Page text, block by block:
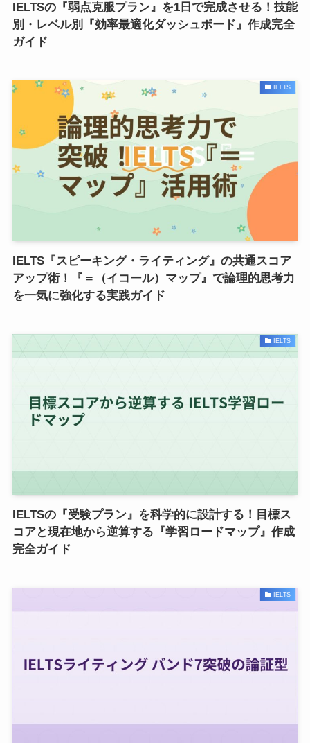
IELTSの『弱点克服プラン』を1日で完成させる！技能
別・レベル別『効率最適化ダッシュボード』作成完全
ガイド
IELTS
IELTS『スピーキング・ライティング』の共通スコア
アップ術！『＝（イコール）マップ』で論理的思考力
を一気に強化する実践ガイド
IELTS
IELTSの『受験プラン』を科学的に設計する！目標ス
コアと現在地から逆算する『学習ロードマップ』作成
完全ガイド
IELTS